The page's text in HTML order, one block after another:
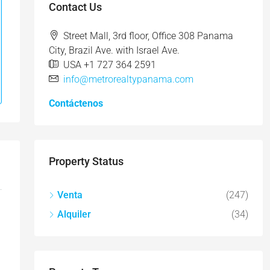
Contact Us
Street Mall, 3rd floor, Office 308 Panama
City, Brazil Ave. with Israel Ave.
USA +1 727 364 2591
info@metrorealtypanama.com
Contáctenos
Property Status
Venta
(247)
Alquiler
(34)